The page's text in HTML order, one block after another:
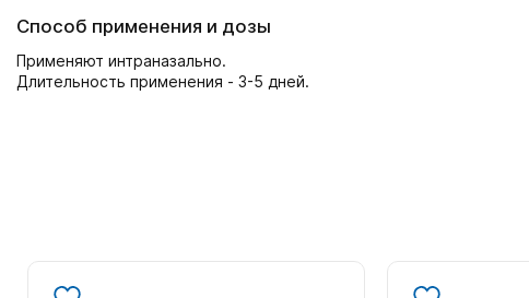
Способ применения и дозы
Применяют интраназально.
Длительность применения - 3-5 дней.